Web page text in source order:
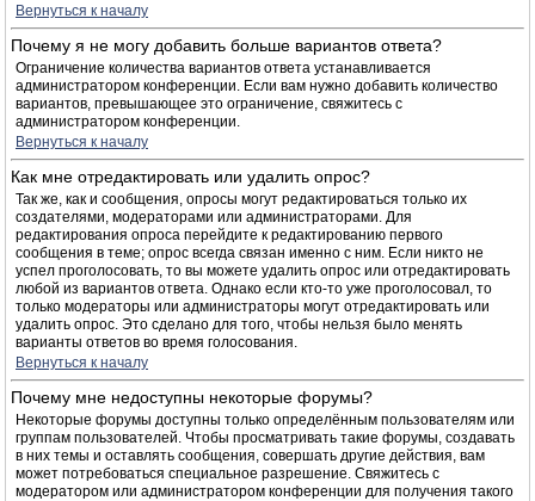
Вернуться к началу
Почему я не могу добавить больше вариантов ответа?
Ограничение количества вариантов ответа устанавливается
администратором конференции. Если вам нужно добавить количество
вариантов, превышающее это ограничение, свяжитесь с
администратором конференции.
Вернуться к началу
Как мне отредактировать или удалить опрос?
Так же, как и сообщения, опросы могут редактироваться только их
создателями, модераторами или администраторами. Для
редактирования опроса перейдите к редактированию первого
сообщения в теме; опрос всегда связан именно с ним. Если никто не
успел проголосовать, то вы можете удалить опрос или отредактировать
любой из вариантов ответа. Однако если кто-то уже проголосовал, то
только модераторы или администраторы могут отредактировать или
удалить опрос. Это сделано для того, чтобы нельзя было менять
варианты ответов во время голосования.
Вернуться к началу
Почему мне недоступны некоторые форумы?
Некоторые форумы доступны только определённым пользователям или
группам пользователей. Чтобы просматривать такие форумы, создавать
в них темы и оставлять сообщения, совершать другие действия, вам
может потребоваться специальное разрешение. Свяжитесь с
модератором или администратором конференции для получения такого